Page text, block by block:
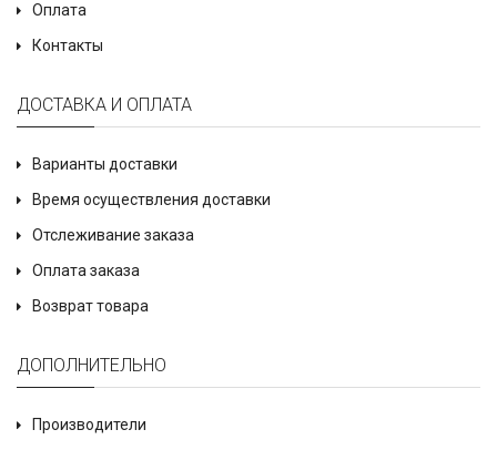
Оплата
Контакты
ДОСТАВКА И ОПЛАТА
Варианты доставки
Время осуществления доставки
Отслеживание заказа
Оплата заказа
Возврат товара
ДОПОЛНИТЕЛЬНО
Производители